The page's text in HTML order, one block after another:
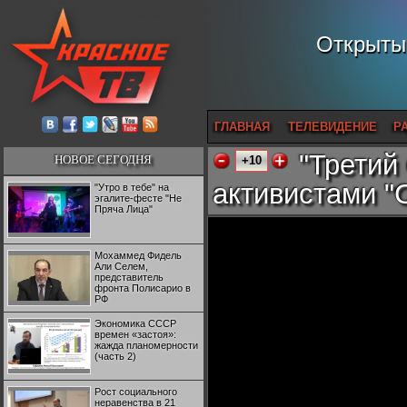
ГЛАВНАЯ ТЕЛЕВИДЕНИЕ
НОВОЕ СЕГОДНЯ
"Утро в тебе" на
эгалите-фесте "Не
Пряча Лица"
Мохаммед Фидель
Али Селем,
представитель
фронта Полисарио в
РФ
Экономика СССР
времен «застоя»:
жажда планомерности
(часть 2)
Рост социального
неравенства в 21
+10
активистами